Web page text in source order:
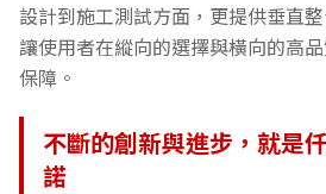
設計到施工測試方面，更提供垂直
讓使用者在縱向的選擇與橫向的高
保障。
不斷的創新與進步，就是
諾